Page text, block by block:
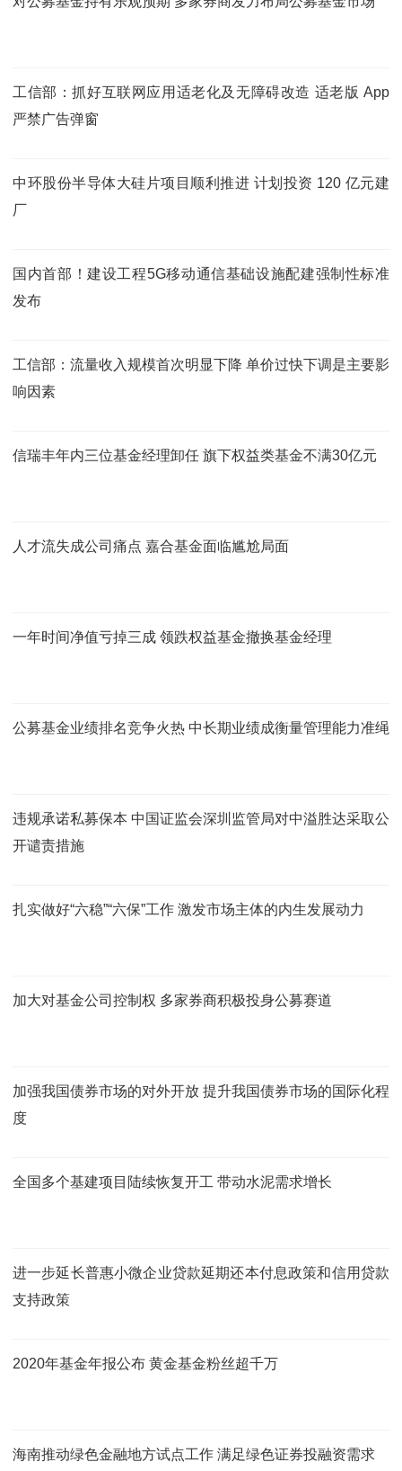
工信部：抓好互联网应用适老化及无障碍改造 适老版 App
严禁广告弹窗
中环股份半导体大硅片项目顺利推进 计划投资 120 亿元建
厂
国内首部！建设工程5G移动通信基础设施配建强制性标准
发布
工信部：流量收入规模首次明显下降 单价过快下调是主要影
响因素
信瑞丰年内三位基金经理卸任 旗下权益类基金不满30亿元
人才流失成公司痛点 嘉合基金面临尴尬局面
一年时间净值亏掉三成 领跌权益基金撤换基金经理
公募基金业绩排名竞争火热 中长期业绩成衡量管理能力准绳
违规承诺私募保本 中国证监会深圳监管局对中溢胜达采取公
开谴责措施
扎实做好“六稳”“六保”工作 激发市场主体的内生发展动力
加大对基金公司控制权 多家券商积极投身公募赛道
加强我国债券市场的对外开放 提升我国债券市场的国际化程
度
全国多个基建项目陆续恢复开工 带动水泥需求增长
进一步延长普惠小微企业贷款延期还本付息政策和信用贷款
支持政策
2020年基金年报公布 黄金基金粉丝超千万
海南推动绿色金融地方试点工作 满足绿色证券投融资需求